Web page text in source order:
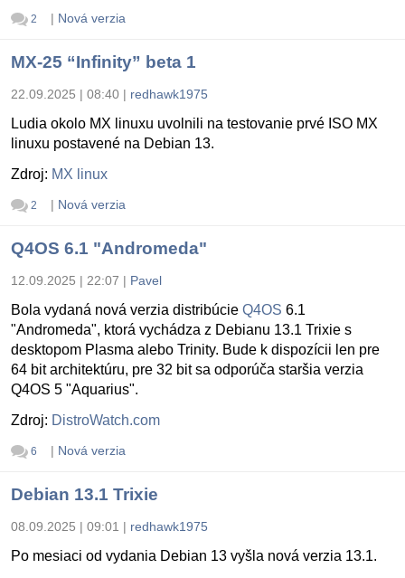
2 | Nová verzia
MX-25 “Infinity” beta 1
22.09.2025 | 08:40 | redhawk1975
Ludia okolo MX linuxu uvolnili na testovanie prvé ISO MX
linuxu postavené na Debian 13.
Zdroj: MX linux
2 | Nová verzia
Q4OS 6.1 "Andromeda"
12.09.2025 | 22:07 | Pavel
Bola vydaná nová verzia distribúcie Q4OS 6.1
"Andromeda", ktorá vychádza z Debianu 13.1 Trixie s
desktopom Plasma alebo Trinity. Bude k dispozícii len pre
64 bit architektúru, pre 32 bit sa odporúča staršia verzia
Q4OS 5 "Aquarius".
Zdroj: DistroWatch.com
6 | Nová verzia
Debian 13.1 Trixie
08.09.2025 | 09:01 | redhawk1975
Po mesiaci od vydania Debian 13 vyšla nová verzia 13.1.